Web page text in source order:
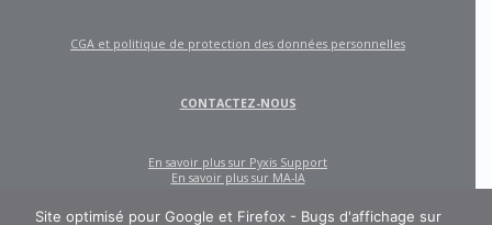
CGA et politique de protection des données personnelles
CONTACTEZ-NOUS
En savoir plus sur Pyxis Support
En savoir plus sur MA-IA
Site optimisé pour Google et Firefox - Bugs d'affichage sur